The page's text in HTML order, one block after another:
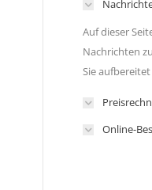
Auf dieser
Nachrichten
Sie
Online-